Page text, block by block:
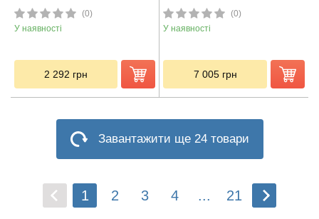
(0)
У наявності
2 292 грн
(0)
У наявності
7 005 грн
Завантажити ще 24 товари
1 2 3 4 ... 21